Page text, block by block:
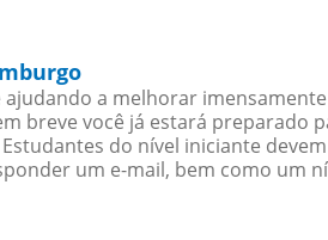
a melhorar
breve você já estará preparado
do nível iniciante
um e-mail, bem como um